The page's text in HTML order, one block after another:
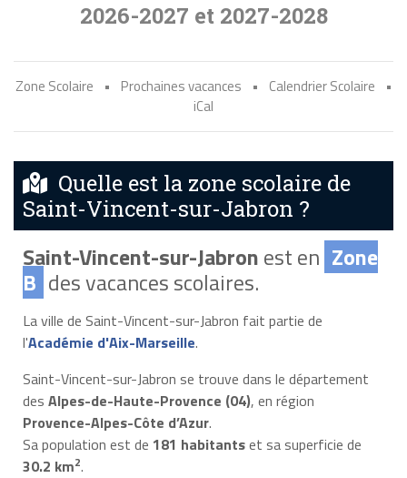
2026-2027 et 2027-2028
Zone Scolaire • Prochaines vacances • Calendrier Scolaire
•
iCal
Quelle est la zone scolaire de
Saint-Vincent-sur-Jabron ?
Saint-Vincent-sur-Jabronest en Zone
B des vacances scolaires.
La ville de Saint-Vincent-sur-Jabron fait partie de
l'Académie d'Aix-Marseille.
Saint-Vincent-sur-Jabron se trouve dans le département
des Alpes-de-Haute-Provence (04), en région
Provence-Alpes-Côte d’Azur.
Sa population est de 181 habitantset sa superficie de
30.2 km2.